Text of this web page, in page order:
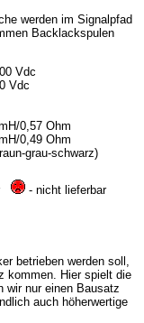
werden im Signalpfad
Backlackspulen
Vdc
Vdc
0,57 Ohm
0,49 Ohm
grau-schwarz)
- nicht lieferbar
betrieben werden soll,
kommen. Hier spielt die
wir nur einen Bausatz
auch höherwertige